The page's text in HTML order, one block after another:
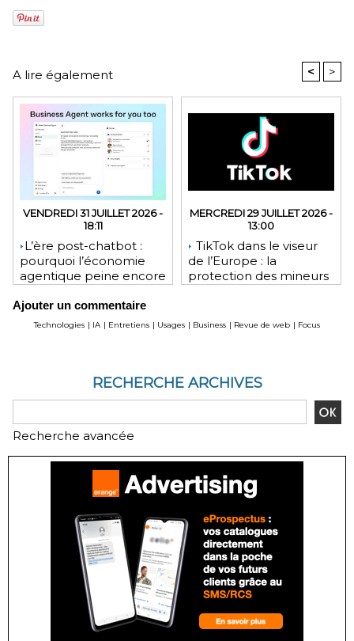
A lire également < >
VENDREDI 31 JUILLET 2026 -
18:11
​L’ère post-chatbot :
pourquoi l’économie
agentique peine encore
financières
MERCREDI 29 JUILLET 2026 -
13:00
TikTok dans le viseur
de l’Europe : la
protection des mineurs
Ajouter un commentaire
Technologies | IA | Entretiens | Usages | Business | Revue de web | Focus
RECHERCHE ARCHIVES
Recherche avancée